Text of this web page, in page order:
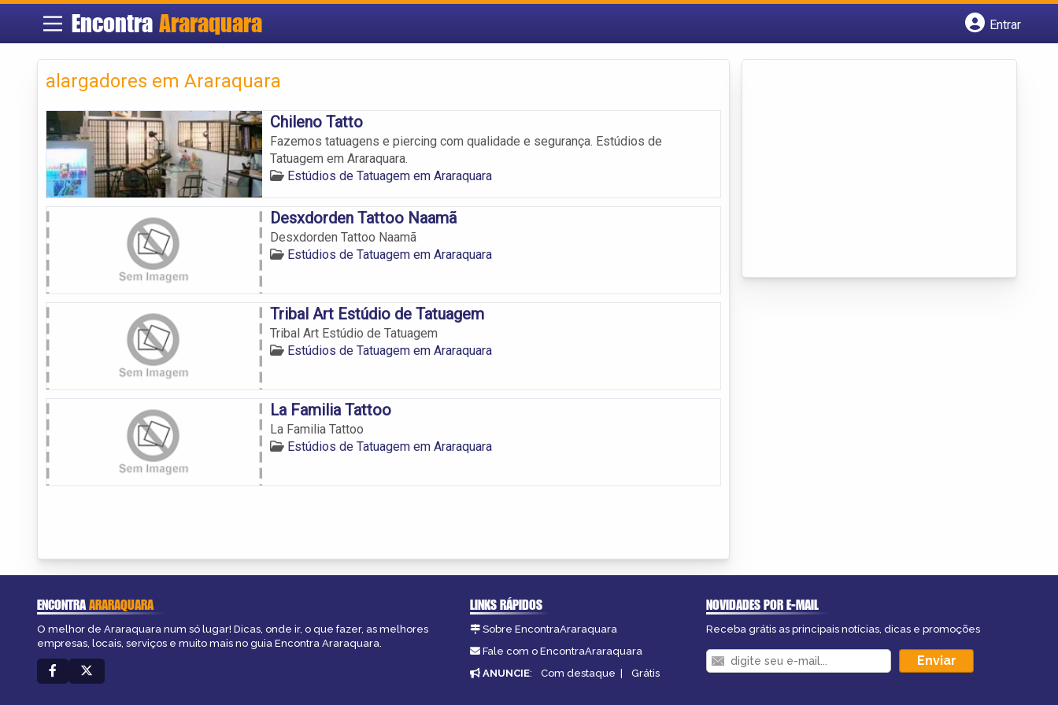
Encontra Araraquara
Entrar
alargadores em Araraquara
Chileno Tatto
Fazemos tatuagens e piercing com qualidade e segurança. Estúdios de
Tatuagem em Araraquara.
Estúdios de Tatuagem em Araraquara
Desxdorden Tattoo Naamã
Desxdorden Tattoo Naamã
Estúdios de Tatuagem em Araraquara
Tribal Art Estúdio de Tatuagem
Tribal Art Estúdio de Tatuagem
Estúdios de Tatuagem em Araraquara
La Familia Tattoo
La Familia Tattoo
Estúdios de Tatuagem em Araraquara
ENCONTRAARARAQUARA
O melhor de Araraquara num só lugar! Dicas, onde ir, o que fazer, as melhores
empresas, locais, serviços e muito mais no guia Encontra Araraquara.
LINKS RÁPIDOS
Sobre EncontraAraraquara
Fale com o EncontraAraraquara
ANUNCIE: Com destaque | Grátis
NOVIDADES POR E-MAIL
Receba grátis as principais notícias, dicas e promoções